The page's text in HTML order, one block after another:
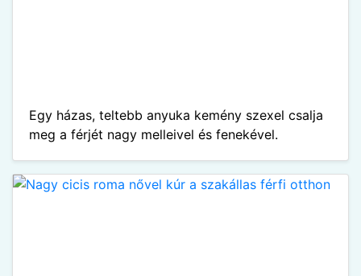
Egy házas, teltebb anyuka kemény szexel csalja
meg a férjét nagy melleivel és fenekével.